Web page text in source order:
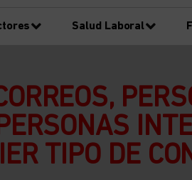
Salud Laboral
TIPO DE